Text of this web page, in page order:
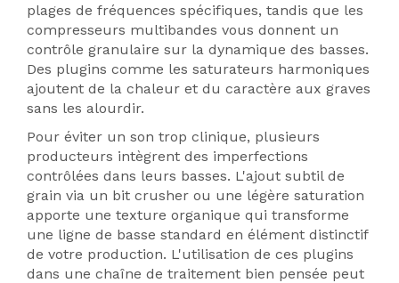
plages de fréquences spécifiques, tandis que les
compresseurs multibandes vous donnent un
contrôle granulaire sur la dynamique des basses.
Des plugins comme les saturateurs harmoniques
ajoutent de la chaleur et du caractère aux graves
sans les alourdir.
Pour éviter un son trop clinique, plusieurs
producteurs intègrent des imperfections
contrôlées dans leurs basses. L'ajout subtil de
grain via un bit crusher ou une légère saturation
apporte une texture organique qui transforme
une ligne de basse standard en élément distinctif
de votre production. L'utilisation de ces plugins
dans une chaîne de traitement bien pensée peut